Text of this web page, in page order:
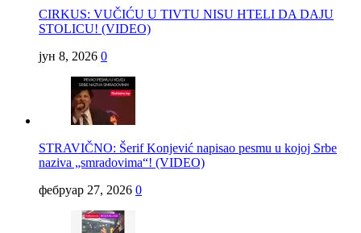
CIRKUS: VUČIĆU U TIVTU NISU HTELI DA DAJU
STOLICU! (VIDEO)
јун 8, 2026 0
STRAVIČNO: Šerif Konjević napisao pesmu u kojoj Srbe
naziva „smradovima“! (VIDEO)
фебруар 27, 2026 0